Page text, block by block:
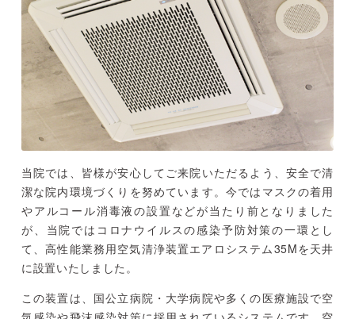
当院では、皆様が安心してご来院いただるよう、安全で清
潔な院内環境づくりを努めています。今ではマスクの着用
やアルコール消毒液の設置などが当たり前となりました
が、当院ではコロナウイルスの感染予防対策の一環とし
て、高性能業務用空気清浄装置エアロシステム35Mを天井
に設置いたしました。
この装置は、国公立病院・大学病院や多くの医療施設で空